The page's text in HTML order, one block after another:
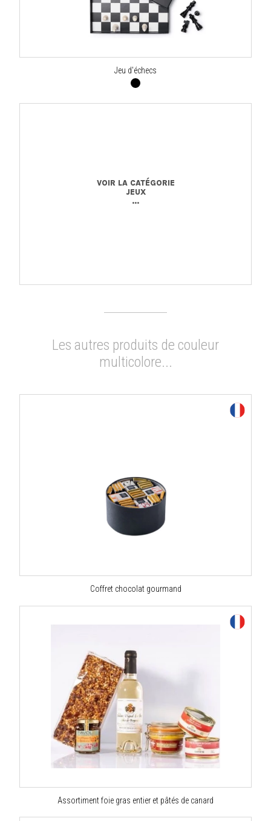
Jeu d'échecs
VOIR LA CATÉGORIE
JEUX
...
Les autres produits de couleur
multicolore...
Coffret chocolat gourmand
Assortiment foie gras entier et pâtés de canard